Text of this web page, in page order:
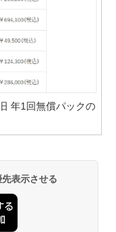
年1回無償パックの
表示させる